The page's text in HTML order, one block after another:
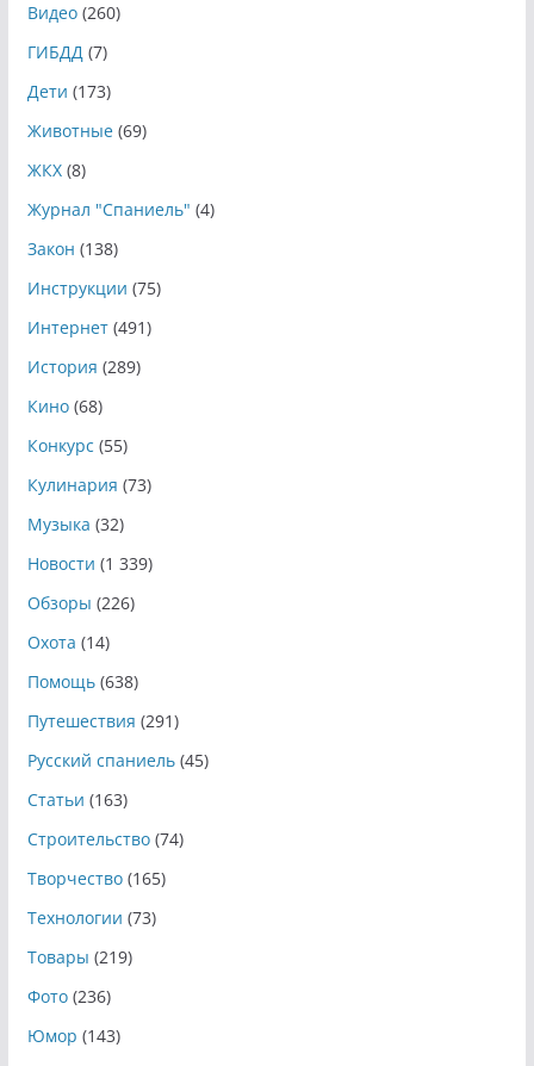
Видео(260)
ГИБДД(7)
Дети (173)
Животные(69)
ЖКХ(8)
Журнал "Спаниель" (4)
Закон (138)
Инструкции (75)
Интернет(491)
История (289)
Кино(68)
Конкурс (55)
Кулинария (73)
Музыка (32)
Новости (1 339)
Обзоры (226)
Охота (14)
Помощь(638)
Путешествия (291)
Русский спаниель(45)
Статьи (163)
Строительство(74)
Творчество(165)
Технологии (73)
Товары (219)
Фото(236)
Юмор (143)